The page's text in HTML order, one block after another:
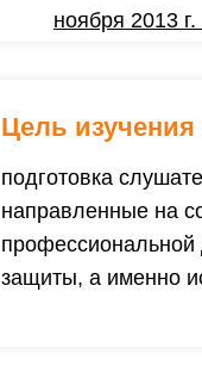
ноября 2013
Цель
подготовка
направленные на
профессиональной
защиты, а именно